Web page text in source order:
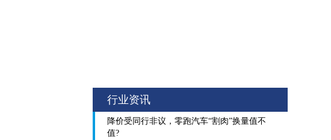
行业资讯
降价受同行非议，零跑汽车“割肉”换量值不
值?